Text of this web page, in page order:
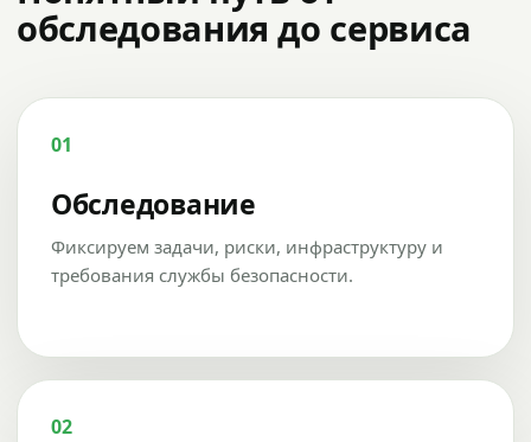
обследования до сервиса
01
Обследование
Фиксируем задачи, риски, инфраструктуру и
требования службы безопасности.
02